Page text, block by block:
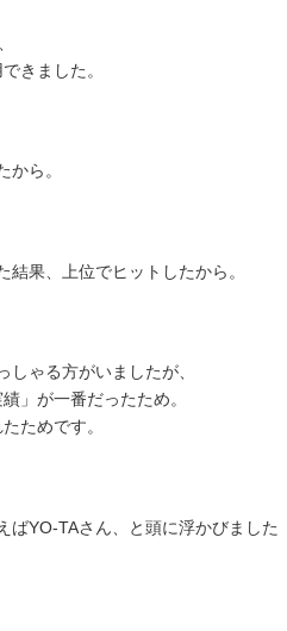
きました。
から。
結果、上位でヒットしたから。
ゃる方がいましたが、
」が一番だったため。
ためです。
ばYO-TAさん、と頭に浮かびました